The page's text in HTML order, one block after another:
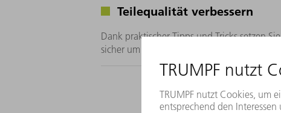
Teilequalität verbessern
Dank praktischer Tipps und Tricks setzen
sicher um